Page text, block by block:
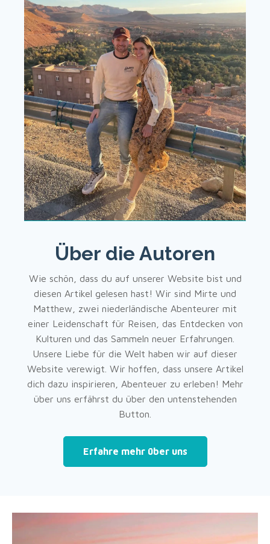
Über die Autoren
Wie schön, dass du auf unserer Website bist und
diesen Artikel gelesen hast! Wir sind Mirte und
Matthew, zwei niederländische Abenteurer mit
einer Leidenschaft für Reisen, das Entdecken von
Kulturen und das Sammeln neuer Erfahrungen.
Unsere Liebe für die Welt haben wir auf dieser
Website verewigt. Wir hoffen, dass unsere Artikel
dich dazu inspirieren, Abenteuer zu erleben! Mehr
über uns erfährst du über den untenstehenden
Button.
Erfahre mehr über uns